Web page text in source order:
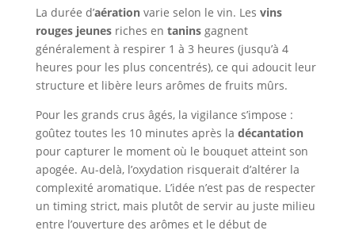
La durée d’aérationvarie selon le vin. Les vins
rouges jeunesriches en taninsgagnent
généralement à respirer 1 à 3 heures (jusqu’à 4
heures pour les plus concentrés), ce qui adoucit leur
structure et libère leurs arômes de fruits mûrs.
Pour les grands crus âgés, la vigilance s’impose :
goûtez toutes les 10 minutes après la décantation
pour capturer le moment où le bouquet atteint son
apogée. Au-delà, l’oxydation risquerait d’altérer la
complexité aromatique. L’idée n’est pas de respecter
un timing strict, mais plutôt de servir au juste milieu
entre l’ouverture des arômes et le début de